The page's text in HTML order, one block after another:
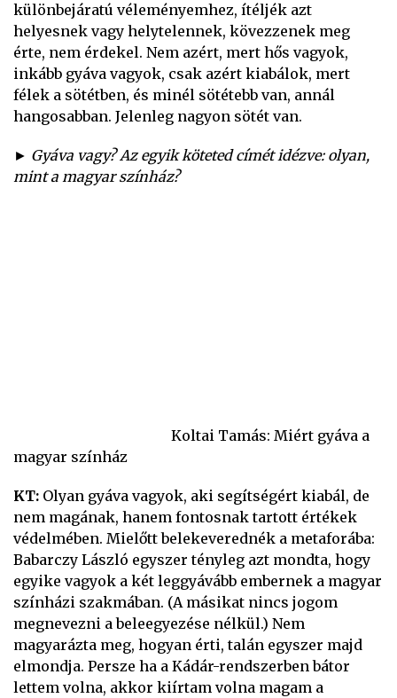
különbejáratú véleményemhez, ítéljék azt
helyesnek vagy helytelennek, kövezzenek meg
érte, nem érdekel. Nem azért, mert hős vagyok,
inkább gyáva vagyok, csak azért kiabálok, mert
félek a sötétben, és minél sötétebb van, annál
hangosabban. Jelenleg nagyon sötét van.
► Gyáva vagy? Az egyik köteted címét idézve: olyan,
mint a magyar színház?
Koltai Tamás: Miért gyáva a
magyar színház
KT: Olyan gyáva vagyok, aki segítségért kiabál, de
nem magának, hanem fontosnak tartott értékek
védelmében. Mielőtt belekeverednék a metaforába:
Babarczy László egyszer tényleg azt mondta, hogy
egyike vagyok a két leggyávább embernek a magyar
színházi szakmában. (A másikat nincs jogom
megnevezni a beleegyezése nélkül.) Nem
magyarázta meg, hogyan érti, talán egyszer majd
elmondja. Persze ha a Kádár-rendszerben bátor
lettem volna, akkor kiírtam volna magam a